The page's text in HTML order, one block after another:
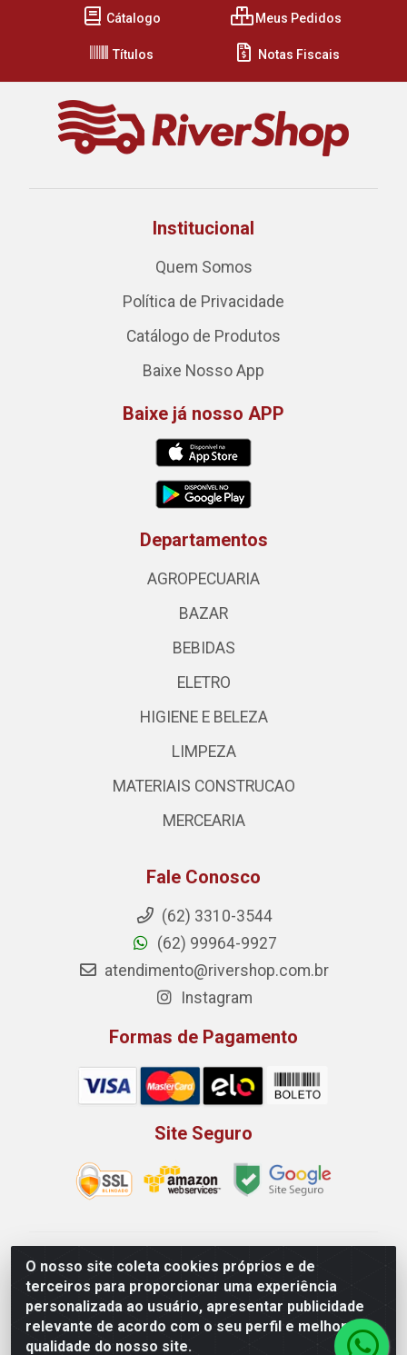
O nosso site coleta cookies próprios e de
terceiros para proporcionar uma experiência
personalizada ao usuário, apresentar publicidade
relevante de acordo com o seu perfil e melhorar a
qualidade do nosso site.
Cátalogo Meus Pedidos
Títulos Notas Fiscais
Institucional
Quem Somos
Política de Privacidade
Catálogo de Produtos
Baixe Nosso App
Baixe já nosso APP
Departamentos
AGROPECUARIA
BAZAR
BEBIDAS
ELETRO
HIGIENE E BELEZA
LIMPEZA
MATERIAIS CONSTRUCAO
MERCEARIA
Fale Conosco
(62) 3310-3544
(62) 99964-9927
atendimento@rivershop.com.br
Instagram
Formas de Pagamento
Site Seguro
Rio Vermelho Distribuição de Alimentos LTDA - Rodovia
BR, 153, KM 52 N 00 QD 00 LT 16 - Bairro Jardim
Eldorado, Anápolis/GO - CEP 75.045-190 - CNPJ
10.912.900/0002-40